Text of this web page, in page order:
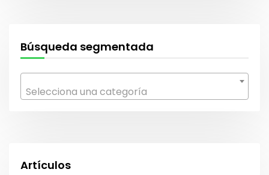
r
p
o
:
Búsqueda segmentada
Selecciona una categoría
Artículos